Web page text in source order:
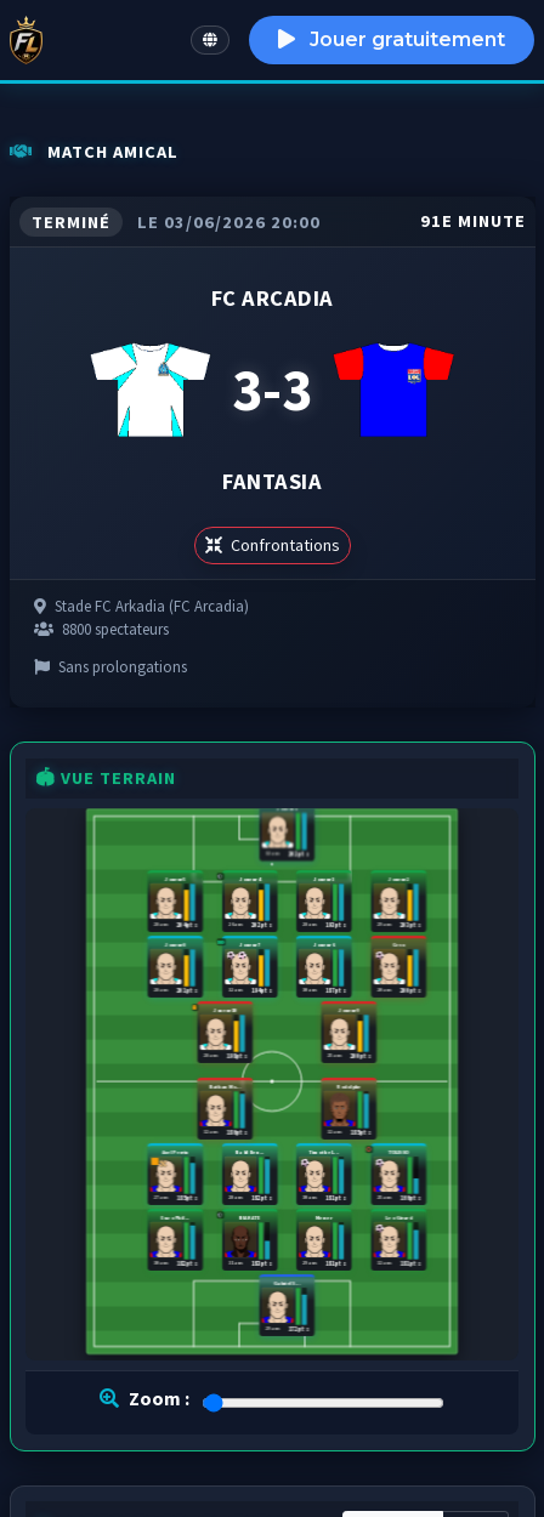
English Jouer gratuitement
MATCH AMICAL
TERMINÉ LE 03/06/2026 20:00 91E MINUTE
FC ARCADIA
3-3
FANTASIA
Confrontations
Stade FC Arkadia (FC Arcadia)
8800 spectateurs
Sans prolongations
🏟️ VUE TERRAIN
202 pts
32 ans
Joueur5
204 pts
28 ans
Joueur4
202 pts
26 ans
Joueur3
193 pts
28 ans
Joueur2
203 pts
29 ans
Joueur8
201 pts
28 ans
Joueur7
194 pts
32 ans
Joueur6
187 pts
30 ans
Cevo
200 pts
20 ans
Joueur10
198 pts
28 ans
Joueur9
200 pts
25 ans
Gabriel S...
172 pts
29 ans
Enzo Phil...
182 pts
30 ans
NIAKATE
183 pts
31 ans
Mercer
181 pts
29 ans
Leo Girard
181 pts
32 ans
Axel Perrin
185 pts
27 ans
Nabil Ben...
182 pts
28 ans
Timothe L...
181 pts
30 ans
TOLISSO
166 pts
25 ans
Nathan Mo...
186 pts
32 ans
Rodolphe
185 pts
32 ans
Zoom :